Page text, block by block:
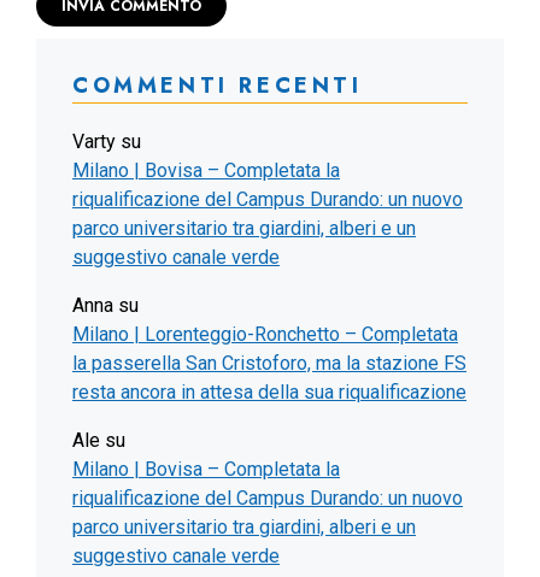
COMMENTI RECENTI
Varty su
Milano | Bovisa – Completata la
riqualificazione del Campus Durando: un nuovo
parco universitario tra giardini, alberi e un
suggestivo canale verde
Anna su
Milano | Lorenteggio-Ronchetto – Completata
la passerella San Cristoforo, ma la stazione FS
resta ancora in attesa della sua riqualificazione
Ale su
Milano | Bovisa – Completata la
riqualificazione del Campus Durando: un nuovo
parco universitario tra giardini, alberi e un
suggestivo canale verde